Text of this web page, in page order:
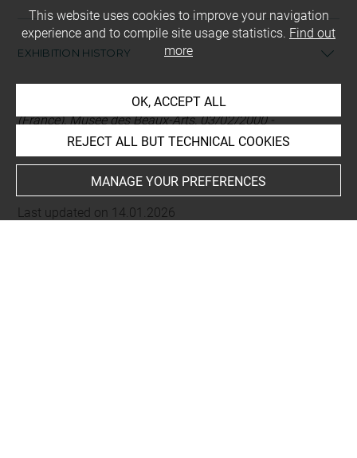
EXHIBITION HISTORY
Coptos, l'Egypte antique aux portes du désert, Lyon
(France), Musée des Beaux-Arts, 03/02/2000 -
07/05/2000
Last updated on 14.01.2026
This website uses cookies to improve your navigation
experience and to compile site usage statistics. Find out
more
OK, ACCEPT ALL
REJECT ALL BUT TECHNICAL COOKIES
MANAGE YOUR PREFERENCES